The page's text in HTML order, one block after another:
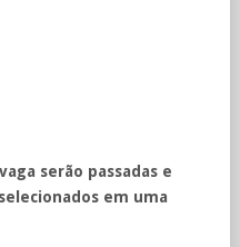
serão passadas e
em uma